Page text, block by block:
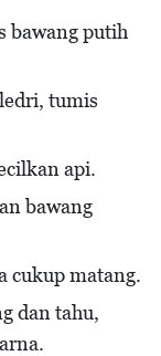
bawang putih
tumis
api.
bawang
cukup matang.
dan tahu,